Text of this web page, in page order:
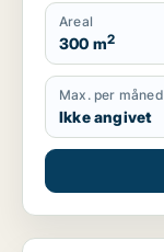
Areal
300 m2
Max. per måned
Ikke angivet